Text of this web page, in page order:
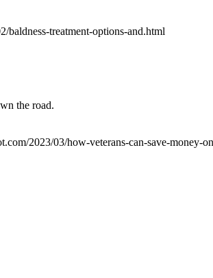
treatment-options-and.html
the road.
2023/03/how-veterans-can-save-money-